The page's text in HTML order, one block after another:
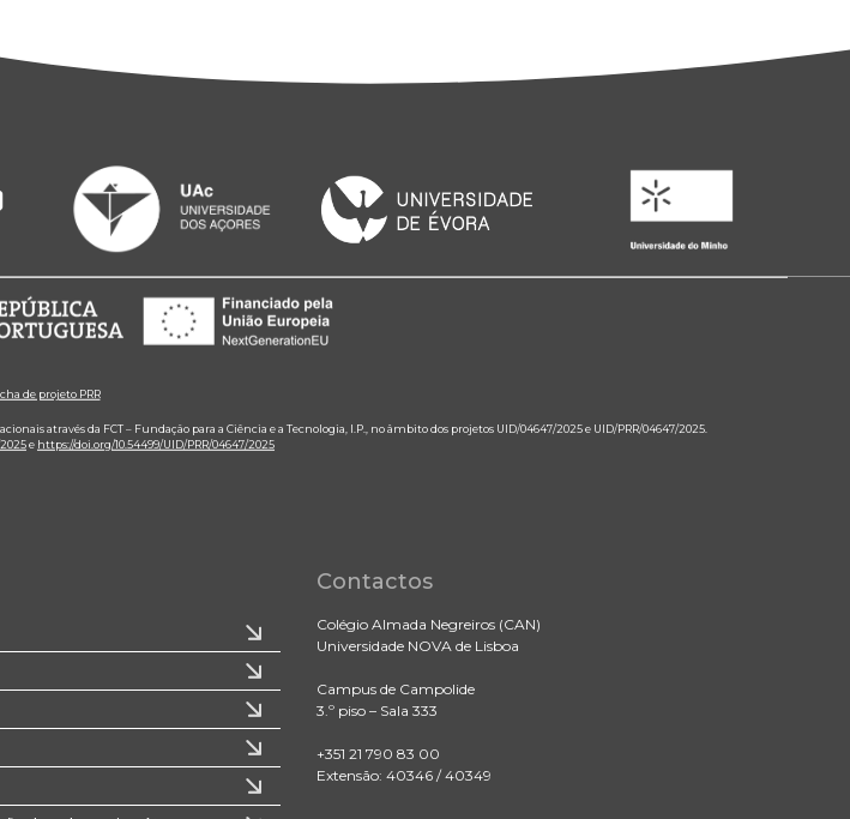
de projeto PRR
através da FCT – Fundação para a Ciência e a Tecnologia, I.P., no âmbito dos projetos UID/04647/2025 e UID/PRR/04647/2025.
e https://doi.org/10.54499/UID/PRR/04647/2025
Contactos
Colégio Almada Negreiros (CAN)
Universidade NOVA de Lisboa
Campus de Campolide
3.º piso – Sala 333
+351 21 790 83 00
Extensão: 40346 / 40349